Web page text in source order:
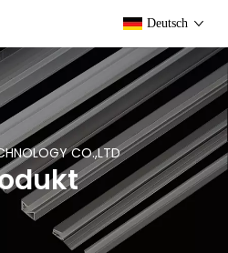
Deutsch
CO.,LTD